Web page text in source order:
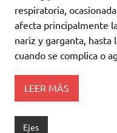
respiratoria,
afecta principalmente
nariz y garganta, hasta
cuando se complica o
LEER MÁS
Ejes